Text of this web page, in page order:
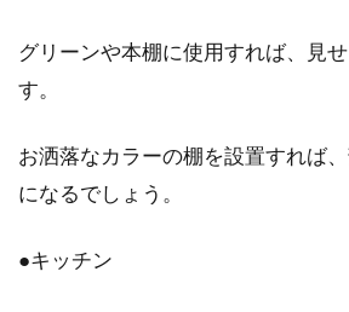
グリーンや本棚に使用すれば、見
す。
お洒落なカラーの棚を設置すれば
になるでしょう。
●キッチン